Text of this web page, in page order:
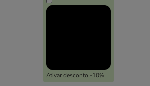
Ativar desconto -10%